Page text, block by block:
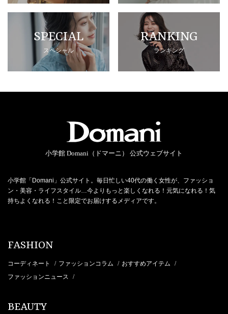
SPECIAL
スペシャル
RANKING
ランキング
小学館 Domani（ドマーニ） 公式ウェブサイト
小学館「Domani」公式サイト。毎日忙しい40代の働く女性が、ファッショ
ン・美容・ライフスタイル…今よりもっと楽しくなれる！元気になれる！気
持ちよくなれる！こと限定でお届けするメディアです。
FASHION
コーディネート / ファッションコラム / おすすめアイテム /
ファッションニュース /
BEAUTY